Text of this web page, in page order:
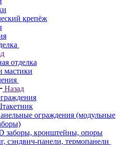
крепёж
отделка
мастики
Назад
ограждения (модульные
заборы, кронштейны, опоры
сэндвич-панели, термопанели